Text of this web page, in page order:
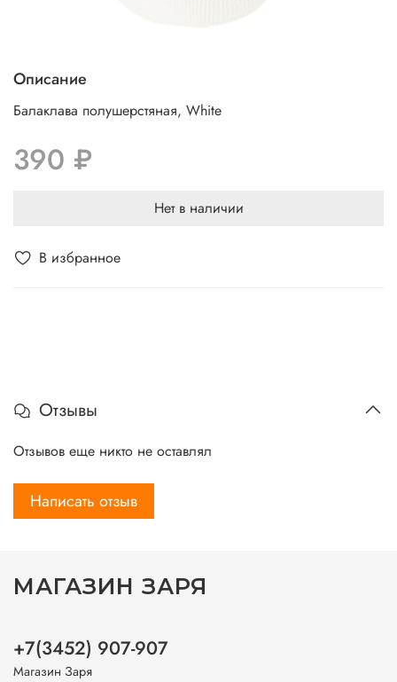
В избранное
Описание
Балаклава полушерстяная, White
390 ₽
Нет в наличии
Отзывы
Отзывов еще никто не оставлял
Написать отзыв
МАГАЗИН ЗАРЯ
+7(3452) 907-907
Магазин Заря